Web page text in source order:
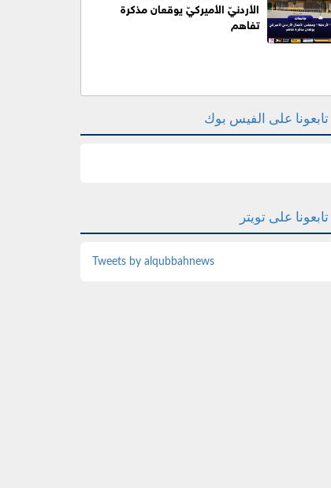
الأردنيّ الأميركيّ يوقعان مذكرة
تفاهم
تابعونا على الفيس بوك
تابعونا على تويتر
Tweets by alqubbahnews